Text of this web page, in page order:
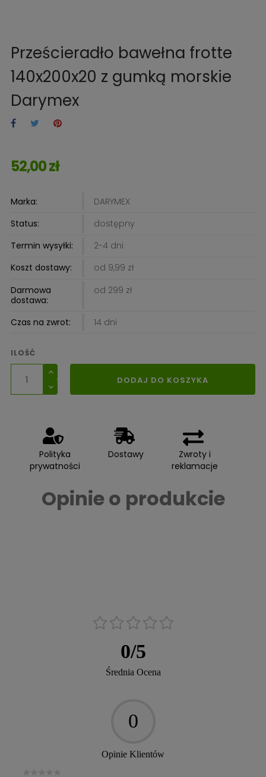
Prześcieradło bawełna frotte
140x200x20 z gumką morskie
Darymex
52,00 zł
Marka:
DARYMEX
Status:
dostępny
Termin wysyłki:
2-4 dni
Koszt dostawy:
od 9,99 zł
Darmowa
dostawa:
od 299 zł
Czas na zwrot: 14 dni
ILOŚĆ
DODAJ DO KOSZYKA
Polityka
prywatności
Dostawy
Zwroty i
reklamacje
Opinie o produkcie
0/5
Średnia Ocena
0
Opinie Klientów